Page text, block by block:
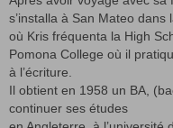
s’installa à San Mateo
où Kris fréquenta la High
Pomona College où il
à l’écriture.
Il obtient en 1958 un BA,
continuer ses études